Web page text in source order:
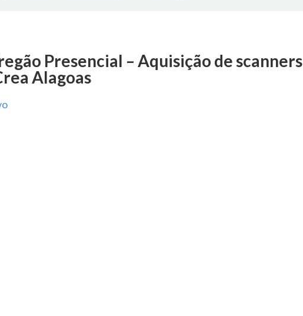
Presencial – Aquisição de scanners
Alagoas